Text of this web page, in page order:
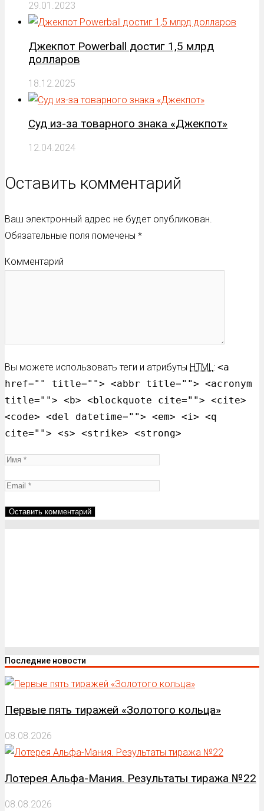
29.01.2023
Джекпот Powerball достиг 1,5 млрд
долларов
18.12.2025
Суд из-за товарного знака «Джекпот»
12.04.2024
Оставить комментарий
Ваш электронный адрес не будет опубликован.
Обязательные поля помечены *
Комментарий
Вы можете использовать теги и атрибуты HTML: <a
href="" title=""> <abbr title=""> <acronym
title=""> <b> <blockquote cite=""> <cite>
<code> <del datetime=""> <em> <i> <q
cite=""> <s> <strike> <strong>
Последние новости
Первые пять тиражей «Золотого кольца»
08.08.2026
Лотерея Альфа-Мания. Результаты тиража №22
08.08.2026